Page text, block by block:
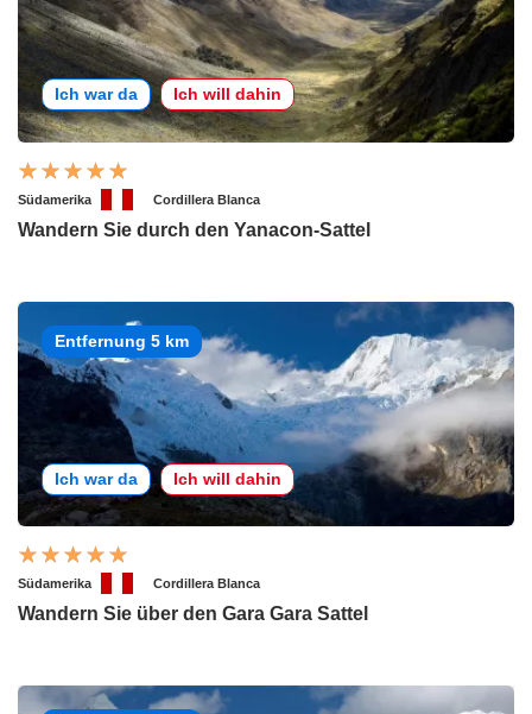
Ich war da Ich will dahin
Südamerika Cordillera Blanca
Wandern Sie durch den Yanacon-Sattel
Entfernung 5 km
Ich war da Ich will dahin
Südamerika Cordillera Blanca
Wandern Sie über den Gara Gara Sattel